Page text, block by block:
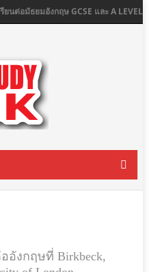
รียนต่อมัธยมอังกฤษ GCSE และ A LEVEL
อังกฤษที่ Birkbeck,